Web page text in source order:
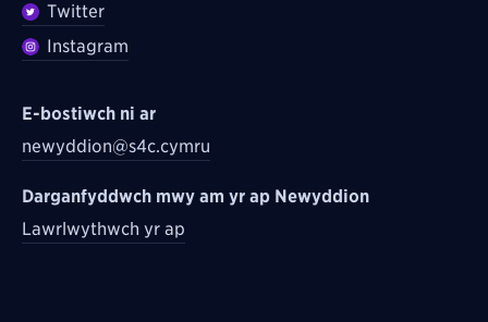
Twitter
Instagram
E-bostiwch ni ar
newyddion@s4c.cymru
Darganfyddwch mwy am yr ap Newyddion
Lawrlwythwch yr ap